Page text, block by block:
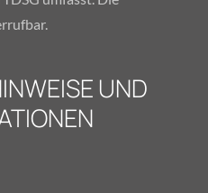
UND